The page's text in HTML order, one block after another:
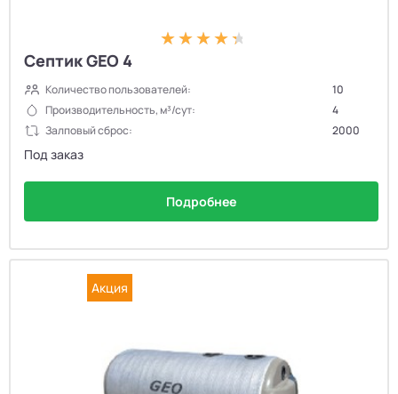
Септик GEO 4
Количество пользователей:
10
Производительность, м³/сут:
4
Залповый сброс:
2000
Под заказ
Подробнее
Акция